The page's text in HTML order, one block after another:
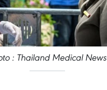
: Thailand Medical News